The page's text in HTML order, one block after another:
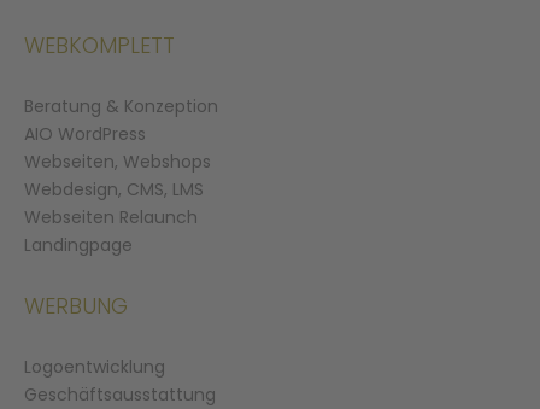
WEBKOMPLETT
Beratung & Konzeption
AIO WordPress
Webseiten, Webshops
Webdesign, CMS, LMS
Webseiten Relaunch
Landingpage
WERBUNG
Logoentwicklung
Geschäftsausstattung